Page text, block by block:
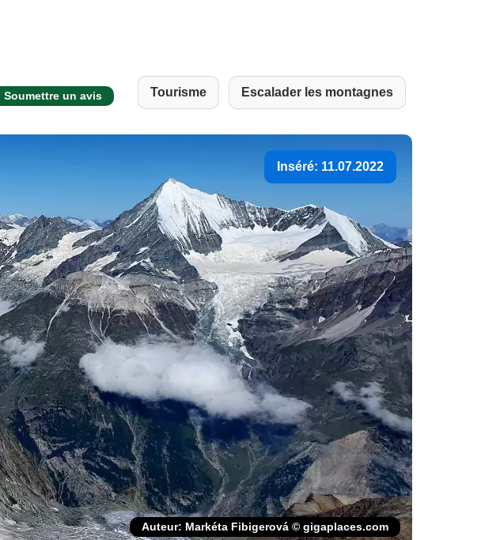
Soumettre un avis Tourisme Escalader les montagnes
Inséré: 11.07.2022
Auteur: Markéta Fibigerová © gigaplaces.com